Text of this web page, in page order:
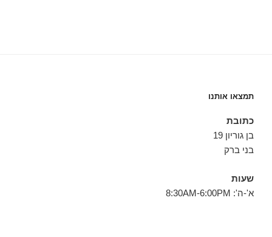
תמצאו אותנו
כתובת
בן גוריון 19
בני ברק
שעות
א'-ה': 8:30AM-6:00PM